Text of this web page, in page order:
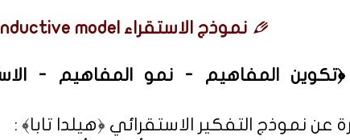
نموذج الاستقراء The Inductive model
المفاهيم - نمو المفاهيم -
نموذج التفكير الاستقرائي ﴿هيلدا تابا﴾ :